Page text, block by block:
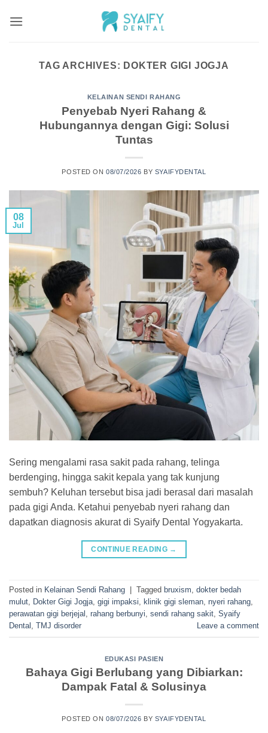
TAG ARCHIVES: DOKTER GIGI JOGJA
KELAINAN SENDI RAHANG
Penyebab Nyeri Rahang &
Hubungannya dengan Gigi: Solusi
Tuntas
POSTED ON 08/07/2026 BY SYAIFYDENTAL
08
Jul
Sering mengalami rasa sakit pada rahang, telinga
berdenging, hingga sakit kepala yang tak kunjung
sembuh? Keluhan tersebut bisa jadi berasal dari masalah
pada gigi Anda. Ketahui penyebab nyeri rahang dan
dapatkan diagnosis akurat di Syaify Dental Yogyakarta.
CONTINUE READING →
Posted in Kelainan Sendi Rahang Tagged bruxism dokter bedah
mulut
Dokter Gigi Jogja gigi impaksi klinik gigi sleman nyeri rahang
perawatan gigi berjejal
rahang berbunyi sendi rahang sakit Syaify
Dental
TMJ disorder Leave a comment
EDUKASI PASIEN
Bahaya Gigi Berlubang yang Dibiarkan:
Dampak Fatal & Solusinya
POSTED ON 08/07/2026 BY SYAIFYDENTAL